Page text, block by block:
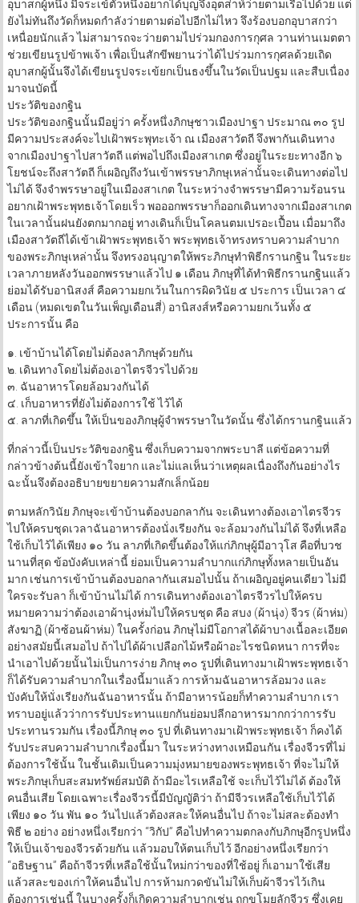
อุบาสกผู้หนึ่ง มีจระเข้ตัวหนึ่งอยากได้บุญจึงอุตส่าห์ว่ายตามเรือไปด้วย แต่
ยังไม่ทันถึงวัดก็หมดกำลังว่ายตามต่อไปอีกไม่ไหว จึงร้องบอกอุบาสกว่า
เหนื่อยนักแล้ว ไม่สามารถจะว่ายตามไปร่วมกองการกุศล วานท่านเมตตา
ช่วยเขียนรูปข้าพเจ้า เพื่อเป็นสักขีพยานว่าได้ไปร่วมการกุศลด้วยเถิด
อุบาสกผู้นั้นจึงได้เขียนรูปจระเข้ยกเป็นธงขึ้นในวัดเป็นปฐม และสืบเนื่อง
มาจนบัดนี้
ประวัติของกฐิน
ประวัติของกฐินนั้นมีอยู่ว่า ครั้งหนึ่งภิกษุชาวเมืองปาฐา ประมาณ ๓๐ รูป
มีความประสงค์จะไปเฝ้าพระพุทะเจ้า ณ เมืองสาวัตถี จึงพากันเดินทาง
จากเมืองปาฐาไปสาวัตถี แต่พอไปถึงเมืองสาเกต ซึ่งอยู่ในระยะทางอีก ๖
โยชน์จะถึงสาวัตถี ก็เผอิญถึงวันเข้าพรรษาภิกษุเหล่านั้นจะเดินทางต่อไป
ไม่ได้ จึงจำพรรษาอยู่ในเมืองสาเกต ในระหว่างจำพรรษามีความร้อนรน
อยากเฝ้าพระพุทธเจ้าโดยเร็ว พอออกพรรษาก็ออกเดินทางจากเมืองสาเกต
ในเวลานั้นฝนยังตกมากอยู่ ทางเดินก็เป็นโคลนตมเปรอะเปื้อน เมื่อมาถึง
เมืองสาวัตถีได้เข้าเฝ้าพระพุทธเจ้า พระพุทธเจ้าทรงทราบความลำบาก
ของพระภิกษุเหล่านั้น จึงทรงอนุญาตให้พระภิกษุทำพิธีกรานกฐิน ในระยะ
เวลาภายหลังวันออกพรรษาแล้วไป ๑ เดือน ภิกษุที่ได้ทำพิธีกรานกฐินแล้ว
ย่อมได้รับอานิสงส์ คือความยกเว้นในการผิดวินัย ๕ ประการ เป็นเวลา ๔
เดือน (หมดเขตในวันเพ็ญเดือนสี่) อานิสงส์หรือความยกเว้นทั้ง ๕
ประการนั้น คือ
๑. เข้าบ้านได้โดยไม่ต้องลาภิกษุด้วยกัน
๒. เดินทางโดยไม่ต้องเอาไตรจีวรไปด้วย
๓. ฉันอาหารโดยล้อมวงกันได้
๔. เก็บอาหารที่ยังไม่ต้องการใช้ ไว้ได้
๕. ลาภที่เกิดขึ้น ให้เป็นของภิกษุผู้จำพรรษาในวัดนั้น ซึ่งได้กรานกฐินแล้ว
ที่กล่าวนี้เป็นประวัติของกฐิน ซึ่งเก็บความจากพระบาลี แต่ข้อความที่
กล่าวข้างต้นนี้ยังเข้าใจยาก และไม่แลเห็นว่าเหตุผลเนื่องถึงกันอย่างไร
ฉะนั้นจึงต้องอธิบายขยายความสักเล็กน้อย
ตามหลักวินัย ภิกษุจะเข้าบ้านต้องบอกลากัน จะเดินทางต้องเอาไตรจีวร
ไปให้ครบชุดเวลาฉันอาหารต้องนั่งเรียงกัน จะล้อมวงกันไม่ได้ จึงที่เหลือ
ใช้เก็บไว้ได้เพียง ๑๐ วัน ลาภที่เกิดขึ้นต้องให้แก่ภิกษุผู้มีอาวุโส คือที่บวช
นานที่สุด ข้อบังคับเหล่านี้ ย่อมเป็นความลำบากแก่ภิกษุทั้งหลายเป็นอัน
มาก เช่นการเข้าบ้านต้องบอกลากันเสมอไปนั้น ถ้าเผอิญอยู่คนเดียว ไม่มี
ใครจะรับลา ก็เข้าบ้านไม่ได้ การเดินทางต้องเอาไตรจีวรไปให้ครบ
หมายความว่าต้องเอาผ้านุ่งห่มไปให้ครบชุด คือ สบง (ผ้านุ่ง) จีวร (ผ้าห่ม)
สังฆาฏิ (ผ้าซ้อนผ้าห่ม) ในครั้งก่อน ภิกษุไม่มีโอกาสได้ผ้าบางเนื้อละเอียด
อย่างสมัยนี้เสมอไป ถ้าไปได้ผ้าเปลือกไม้หรือผ้าอะไรชนิดหนา การที่จะ
นำเอาไปด้วยนั้นไม่เป็นการง่าย ภิกษุ ๓๐ รูปที่เดินทางมาเฝ้าพระพุทธเจ้า
ก็ได้รับความลำบากในเรื่องนี้มาแล้ว การห้ามฉันอาหารล้อมวง และ
บังคับให้นั่งเรียงกันฉันอาหารนั้น ถ้ามีอาหารน้อยก็ทำความลำบาก เรา
ทราบอยู่แล้วว่าการรับประทานแยกกันย่อมปลีกอาหารมากกว่าการรับ
ประทานรวมกัน เรื่องนี้ภิกษุ ๓๐ รูป ที่เดินทางมาเฝ้าพระพุทธเจ้า ก็คงได้
รับประสบความลำบากเรื่องนี้มา ในระหว่างทางเหมือนกัน เรื่องจีวรที่ไม่
ต้องการใช้นั้น ในชั้นเดิมเป็นความมุ่งหมายของพระพุทธเจ้า ที่จะไม่ให้
พระภิกษุเก็บสะสมทรัพย์สมบัติ ถ้ามีอะไรเหลือใช้ จะเก็บไว้ไม่ได้ ต้องให้
คนอื่นเสีย โดยเฉพาะเรื่องจีวรนี้มีบัญญัติว่า ถ้ามีจีวรเหลือใช้เก็บไว้ได้
เพียง ๑๐ วัน พัน ๑๐ วันไปแล้วต้องสละให้คนอื่นไป ถ้าจะไม่สละต้องทำ
พิธี ๒ อย่าง อย่างหนึ่งเรียกว่า “วิกัป” คือไปทำความตกลงกับภิกษุอีกรูปหนึ่ง
ให้เป็นเจ้าของจีวรด้วยกัน แล้วมอบให้ตนเก็บไว้ อีกอย่างหนึ่งเรียกว่า
“อธิษฐาน” คือถ้าจีวรที่เหลือใช้นั้นใหม่กว่าของที่ใช้อยู่ ก็เอามาใช้เสีย
แล้วสละของเก่าให้คนอื่นไป การห้ามกวดขันไม่ให้เก็บผ้าจีวรไว้เกิน
ต้องการเช่นนี้ ในบางครั้งก็เกิดความลำบากเช่น ถูกขโมยลักจีวร ซึ่งเคย